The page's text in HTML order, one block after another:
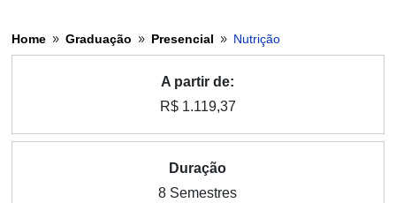
Home 9 Graduação 9 Presencial 9 Nutrição
A partir de:
R$ 1.119,37
Duração
8 Semestres